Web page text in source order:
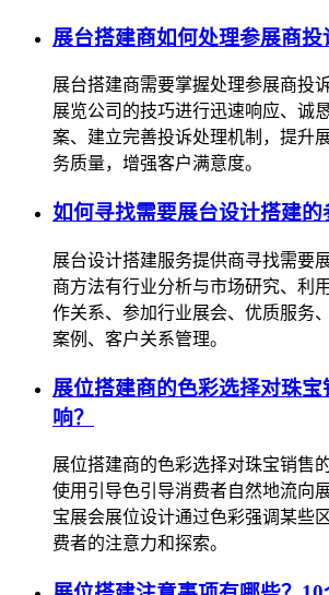
展台搭建商如何处理参展商
展台搭建商需要掌握处理参展商投
展览公司的技巧进行迅速响应、诚
案、建立完善投诉处理机制，提升
务质量，增强客户满意度。
如何寻找需要展台设计搭建的
展台设计搭建服务提供商寻找需要
商方法有行业分析与市场研究、利
作关系、参加行业展会、优质服务
案例、客户关系管理。
展位搭建商的色彩选择对珠
响？
展位搭建商的色彩选择对珠宝销售
使用引导色引导消费者自然地流向
宝展会展位设计通过色彩强调某些
费者的注意力和探索。